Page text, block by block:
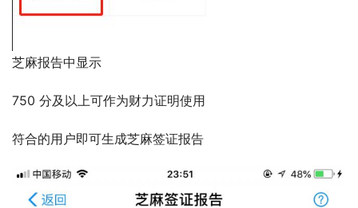
芝麻报告中显示
750 分及以上可作为财力证明使用
符合的用户即可生成芝麻签证报告